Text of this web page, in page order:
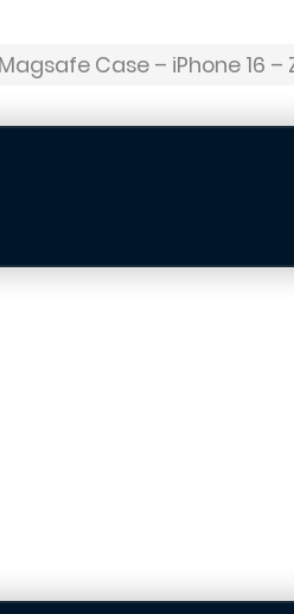
Case – iPhone 16 –